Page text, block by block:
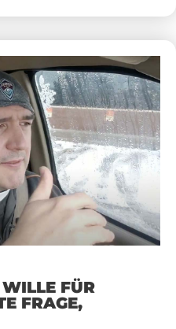
FÜR
FRAGE,